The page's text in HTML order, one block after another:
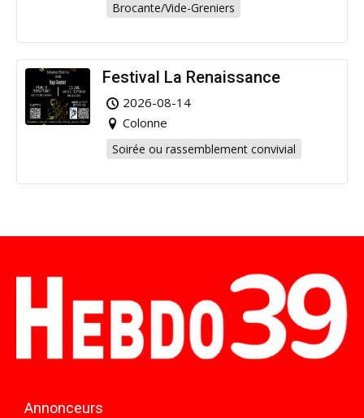
Brocante/Vide-Greniers
Festival La Renaissance
2026-08-14
Colonne
Soirée ou rassemblement convivial